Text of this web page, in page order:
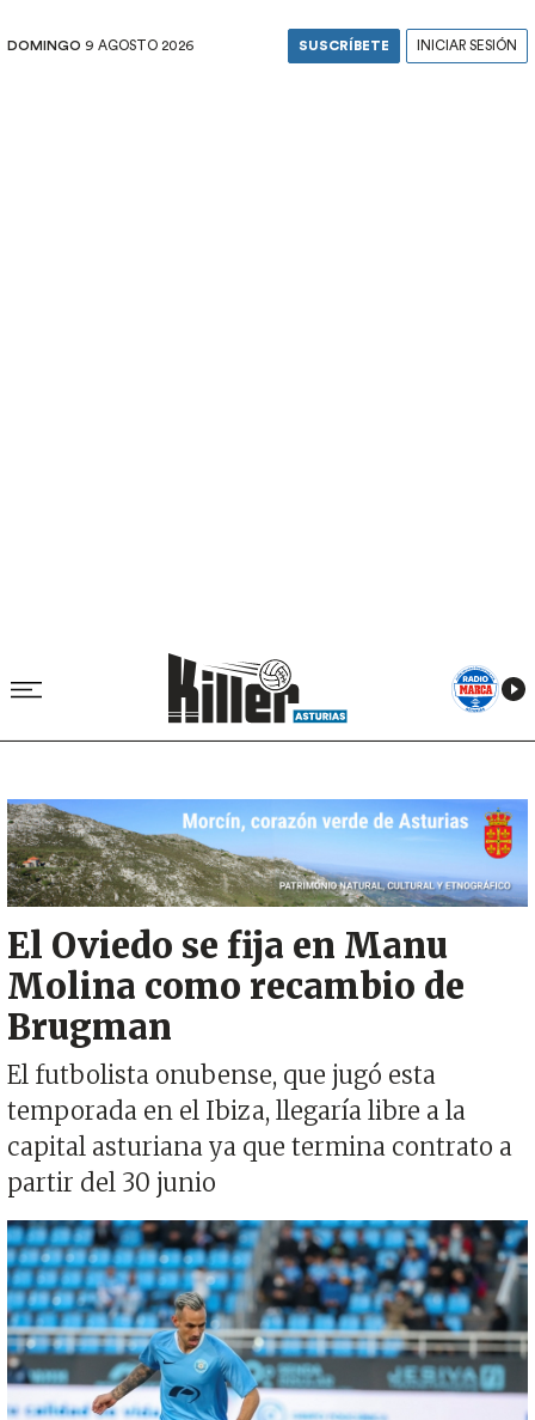
DOMINGO 9 AGOSTO 2026 SUSCRÍBETE INICIAR SESIÓN
Image
El Oviedo se fija en Manu
Molina como recambio de
Brugman
El futbolista onubense, que jugó esta
temporada en el Ibiza, llegaría libre a la
capital asturiana ya que termina contrato a
partir del 30 junio
Imagen